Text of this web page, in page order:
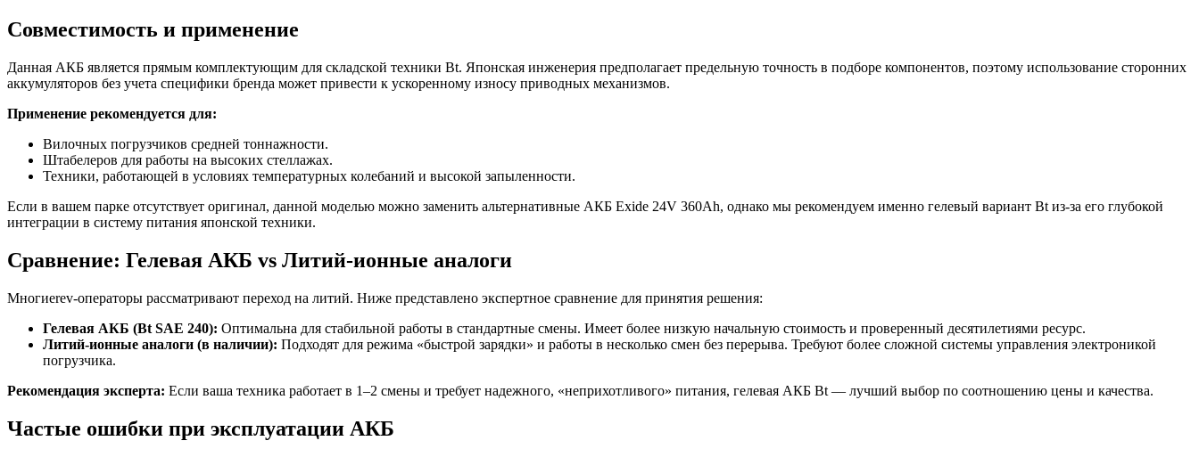
Совместимость и применение
Данная АКБ является прямым комплектующим для складской техники Bt. Японская инженерия предполагает предельную точность в подборе компонентов, поэтому использование сторонних
аккумуляторов без учета специфики бренда может привести к ускоренному износу приводных механизмов.
Применение рекомендуется для:
Вилочных погрузчиков средней тоннажности.
Штабелеров для работы на высоких стеллажах.
Техники, работающей в условиях температурных колебаний и высокой запыленности.
Если в вашем парке отсутствует оригинал, данной моделью можно заменить альтернативные АКБ Exide 24V 360Ah, однако мы рекомендуем именно гелевый вариант Bt из-за его глубокой
интеграции в систему питания японской техники.
Сравнение: Гелевая АКБ vs Литий-ионные аналоги
Многиеrev-операторы рассматривают переход на литий. Ниже представлено экспертное сравнение для принятия решения:
Гелевая АКБ (Bt SAE 240): Оптимальна для стабильной работы в стандартные смены. Имеет более низкую начальную стоимость и проверенный десятилетиями ресурс.
Литий-ионные аналоги (в наличии): Подходят для режима «быстрой зарядки» и работы в несколько смен без перерыва. Требуют более сложной системы управления электроникой
погрузчика.
Рекомендация эксперта: Если ваша техника работает в 1–2 смены и требует надежного, «неприхотливого» питания, гелевая АКБ Bt — лучший выбор по соотношению цены и качества.
Частые ошибки при эксплуатации АКБ